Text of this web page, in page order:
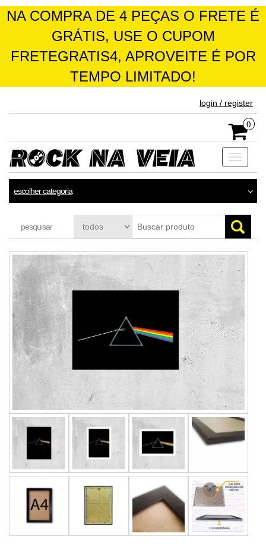
NA COMPRA DE 4 PEÇAS O FRETE É
GRÁTIS, USE O CUPOM
FRETEGRATIS4, APROVEITE É POR
TEMPO LIMITADO!
login / register
0
Toggle
escolher categoria
pesquisar